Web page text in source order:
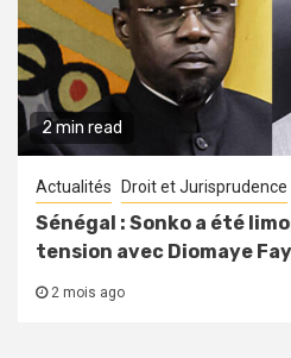
2 min read
Actualités Droit et Jurisprudence
Sénégal : Sonko a été
tension avec Diomaye
2 mois ago